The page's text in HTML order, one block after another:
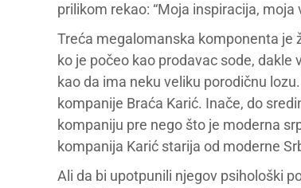
prilikom rekao: “Moja inspiracija, moja
Treća megalomanska komponenta je
ko je počeo kao prodavac sode,
kao da ima neku veliku porodičnu
kompanije Braća Karić. Inače, do
kompaniju pre nego što je moderna
kompanija Karić starija od moderne
Ali da bi upotpunili njegov psihološki